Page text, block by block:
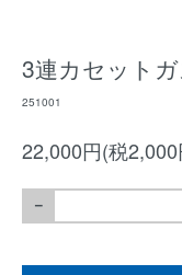
3連カセット
251001
22,000円(税2,000
－